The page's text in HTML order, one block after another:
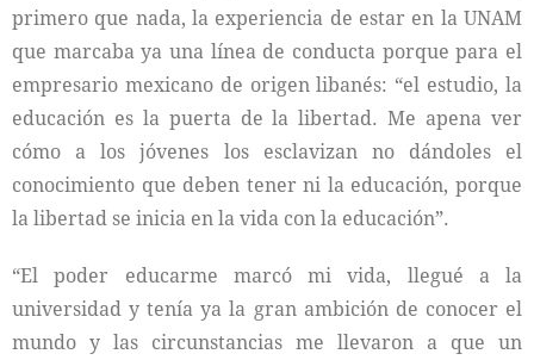
primero que nada, la experiencia de estar en la UNAM
que marcaba ya una línea de conducta porque para el
empresario mexicano de origen libanés: “el estudio, la
educación es la puerta de la libertad. Me apena ver
cómo a los jóvenes los esclavizan no dándoles el
conocimiento que deben tener ni la educación, porque
la libertad se inicia en la vida con la educación”.
“El poder educarme marcó mi vida, llegué a la
universidad y tenía ya la gran ambición de conocer el
mundo y las circunstancias me llevaron a que un